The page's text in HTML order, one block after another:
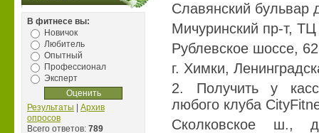
В фитнесе вы:
Новичок
Любитель
Опытный
Профессионал
Эксперт
Результаты
Архив
опросов
Всего ответов: 789
Славянский бульвар
Мичуринский пр-т,
Рублевское шоссе, 62
г. Химки,
2. Получить у
любого клуба
Сколковское